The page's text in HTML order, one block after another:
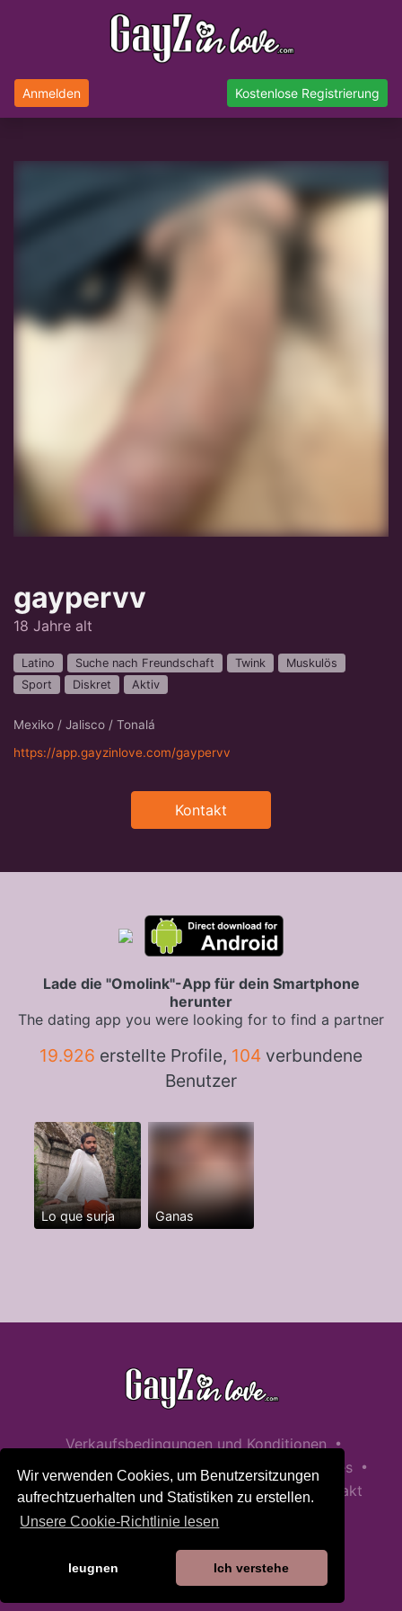
Wir verwenden Cookies, um Benutzersitzungen
aufrechtzuerhalten und Statistiken zu erstellen.
Unsere Cookie-Richtlinie lesen
leugnen Ich verstehe
Anmelden Kostenlose Registrierung
gaypervv
18 Jahre alt
Latino Suche nach Freundschaft Twink
Muskulös
Sport
Diskret Aktiv
Mexiko / Jalisco / Tonalá
https://app.gayzinlove.com/gaypervv
Kontakt
Lade die "Omolink"-App für dein Smartphone
herunter
The dating app you were looking for to find a partner
19.926 erstellte Profile, 104 verbundene
Benutzer
Lo que surja Ganas
Verkaufsbedingungen und Konditionen •
Datenschutzerklärung Richtlinie zu Cookies •
Richtlinie zur Kindersicherheit Hilfe / Kontakt